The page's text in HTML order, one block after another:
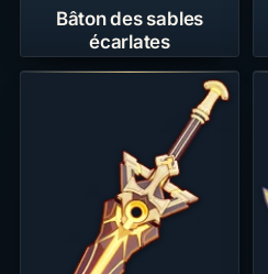
Bâton des sables
écarlates